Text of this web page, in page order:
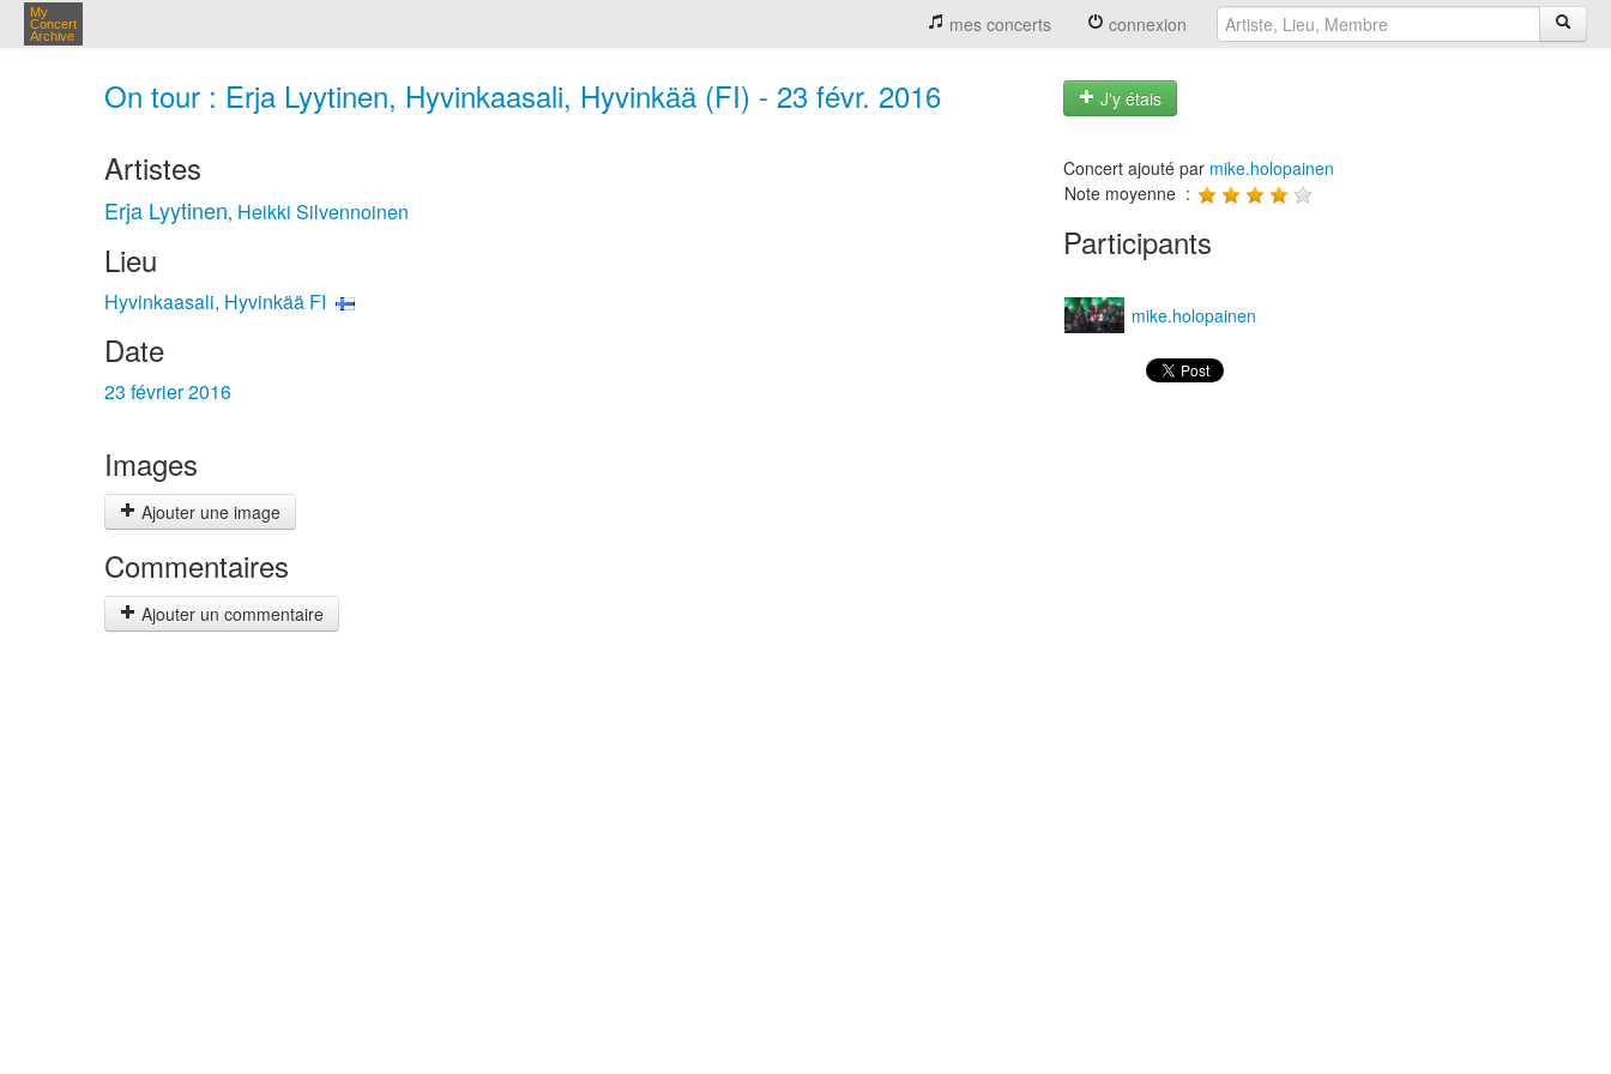
My
Concert
Archive
mes concerts connexion
On tour : Erja Lyytinen, Hyvinkaasali, Hyvinkää (FI) - 23 févr. 2016 J'y étais
Artistes
Erja Lyytinen, Heikki Silvennoinen
Lieu
Hyvinkaasali, Hyvinkää FI
Date
23 février 2016
Images
Ajouter une image
Commentaires
Ajouter un commentaire
Concert ajouté par mike.holopainen
Note moyenne :
Participants
mike.holopainen